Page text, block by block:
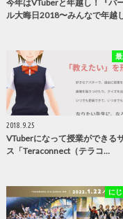
今年はVTuberと年越し！『バ
ル大晦日2018〜みんなで年越
2018.9.25
VTuberになって授業ができる
ス「Teraconnect（テラコ…
に